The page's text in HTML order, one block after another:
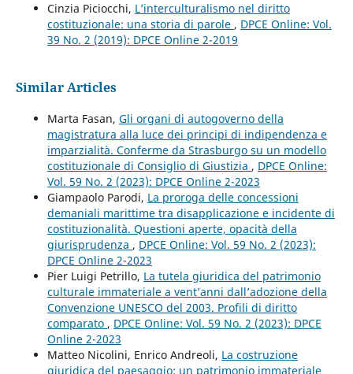
Cinzia Piciocchi, L’interculturalismo nel diritto
costituzionale: una storia di parole , DPCE Online: Vol.
39 No. 2 (2019): DPCE Online 2-2019
Similar Articles
Marta Fasan, Gli organi di autogoverno della
magistratura alla luce dei principi di indipendenza e
imparzialità. Conferme da Strasburgo su un modello
costituzionale di Consiglio di Giustizia , DPCE Online:
Vol. 59 No. 2 (2023): DPCE Online 2-2023
Giampaolo Parodi, La proroga delle concessioni
demaniali marittime tra disapplicazione e incidente di
costituzionalità. Questioni aperte, opacità della
giurisprudenza , DPCE Online: Vol. 59 No. 2 (2023):
DPCE Online 2-2023
Pier Luigi Petrillo, La tutela giuridica del patrimonio
culturale immateriale a vent’anni dall’adozione della
Convenzione UNESCO del 2003. Profili di diritto
comparato , DPCE Online: Vol. 59 No. 2 (2023): DPCE
Online 2-2023
Matteo Nicolini, Enrico Andreoli, La costruzione
giuridica del paesaggio: un patrimonio immateriale